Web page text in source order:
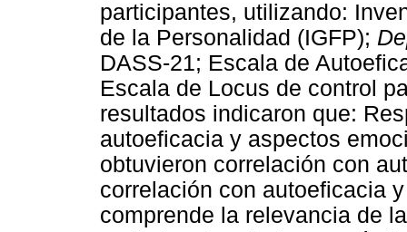
participantes, utilizando:
de la Personalidad (IGFP);
DASS-21; Escala de
Escala de Locus de control
resultados indicaron que:
autoeficacia y aspectos
obtuvieron correlación con
correlación con autoeficacia
comprende la relevancia de